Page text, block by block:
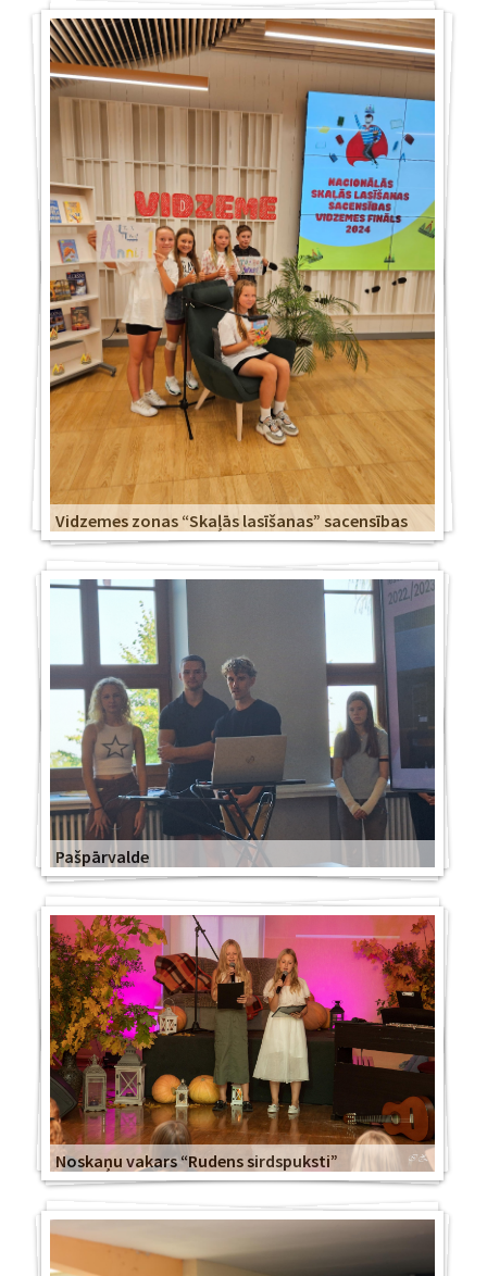
Vidzemes zonas “Skaļās lasīšanas” sacensības
Pašpārvalde
Noskaņu vakars “Rudens sirdspuksti”